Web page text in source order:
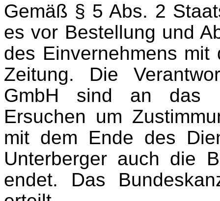
Gemäß § 5 Abs. 2
es vor Bestellung und
des Einvernehmens
Zeitung. Die
GmbH sind an das
Ersuchen um
mit dem Ende des
Unterberger auch die
endet. Das